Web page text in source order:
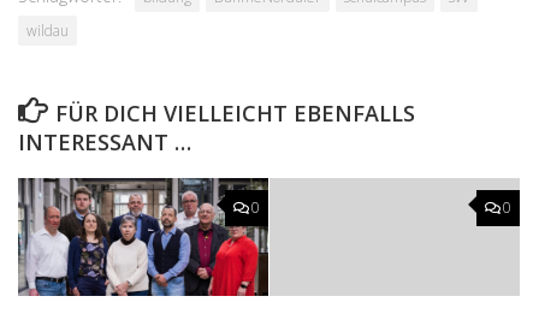
wildau
FÜR DICH VIELLEICHT EBENFALLS
INTERESSANT …
0 0